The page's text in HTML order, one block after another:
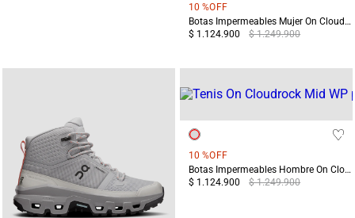
10 %OFF
Botas Impermeables Mujer On Cloudrock Mid WP Negro
$ 1.124.900
$ 1.249.900
10 %OFF
Botas Impermeables Hombre On Cloudrock Mid WP Negro
$ 1.124.900
$ 1.249.900